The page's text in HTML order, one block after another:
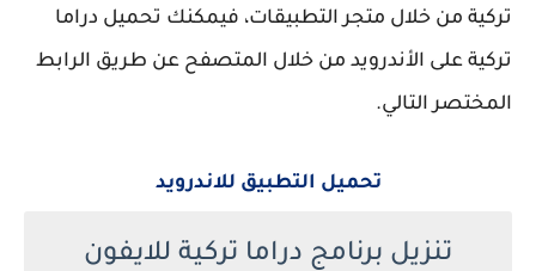
تركية من خلال متجر التطبيقات، فيمكنك تحميل دراما
تركية على الأندرويد من خلال المتصفح عن طريق الرابط
المختصر التالي.
تحميل التطبيق للاندرويد
تنزيل برنامج دراما تركية للايفون